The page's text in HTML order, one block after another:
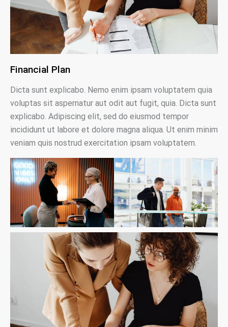
Financial Plan
Dicta sunt explicabo. Nemo enim ipsam voluptatem quia
voluptas sit aspernatur aut odit aut fugit, quia. Dicta sunt
explicabo. Adipiscing elit, sed do eiusmod tempor
incididunt ut labore et dolore magna aliqua. Ut enim minim
veniam quis nostrud exercitation ipsam voluptatem.